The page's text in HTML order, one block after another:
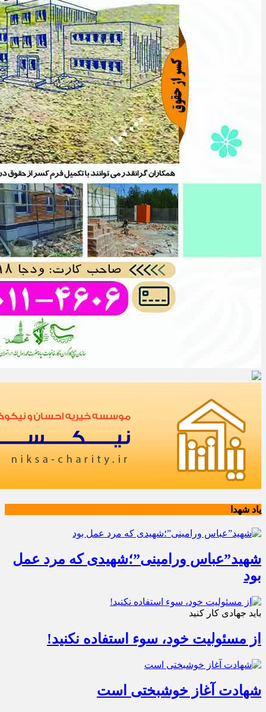
یاد شهدا
شهید”عباس ورامینی”؛شهیدی که مرد عمل
بود
باید جهادی کار کنید
از مسئولیت خود، سوء استفاده نکنید!
شهادت آغاز خوشبختی است